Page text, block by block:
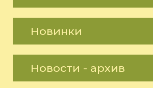
Новинки
Новости - архив